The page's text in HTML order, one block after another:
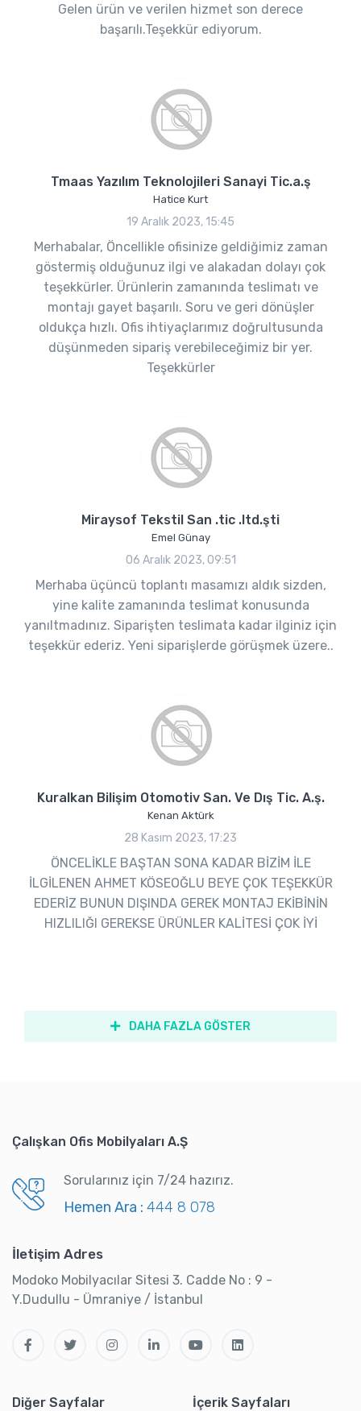
Gelen ürün ve verilen hizmet son derece
başarılı.Teşekkür ediyorum.
Tmaas Yazılım Teknolojileri Sanayi Tic.a.ş
Hatice Kurt
19 Aralık 2023, 15:45
Merhabalar, Öncellikle ofisinize geldiğimiz zaman
göstermiş olduğunuz ilgi ve alakadan dolayı çok
teşekkürler. Ürünlerin zamanında teslimatı ve
montajı gayet başarılı. Soru ve geri dönüşler
oldukça hızlı. Ofis ihtiyaçlarımız doğrultusunda
düşünmeden sipariş verebileceğimiz bir yer.
Teşekkürler
Miraysof Tekstil San .tic .ltd.şti
Emel Günay
06 Aralık 2023, 09:51
Merhaba üçüncü toplantı masamızı aldık sizden,
yine kalite zamanında teslimat konusunda
yanıltmadınız. Siparişten teslimata kadar ilginiz için
teşekkür ederiz. Yeni siparişlerde görüşmek üzere..
Kuralkan Bilişim Otomotiv San. Ve Dış Tic. A.ş.
Kenan Aktürk
28 Kasım 2023, 17:23
ÖNCELİKLE BAŞTAN SONA KADAR BİZİM İLE
İLGİLENEN AHMET KÖSEOĞLU BEYE ÇOK TEŞEKKÜR
EDERİZ BUNUN DIŞINDA GEREK MONTAJ EKİBİNİN
HIZLILIĞI GEREKSE ÜRÜNLER KALİTESİ ÇOK İYİ
DAHA FAZLA GÖSTER
Çalışkan Ofis Mobilyaları A.Ş
Sorularınız için 7/24 hazırız.
Hemen Ara : 444 8 078
İletişim Adres
Modoko Mobilyacılar Sitesi 3. Cadde No : 9 -
Y.Dudullu - Ümraniye / İstanbul
Diğer Sayfalar İçerik Sayfaları